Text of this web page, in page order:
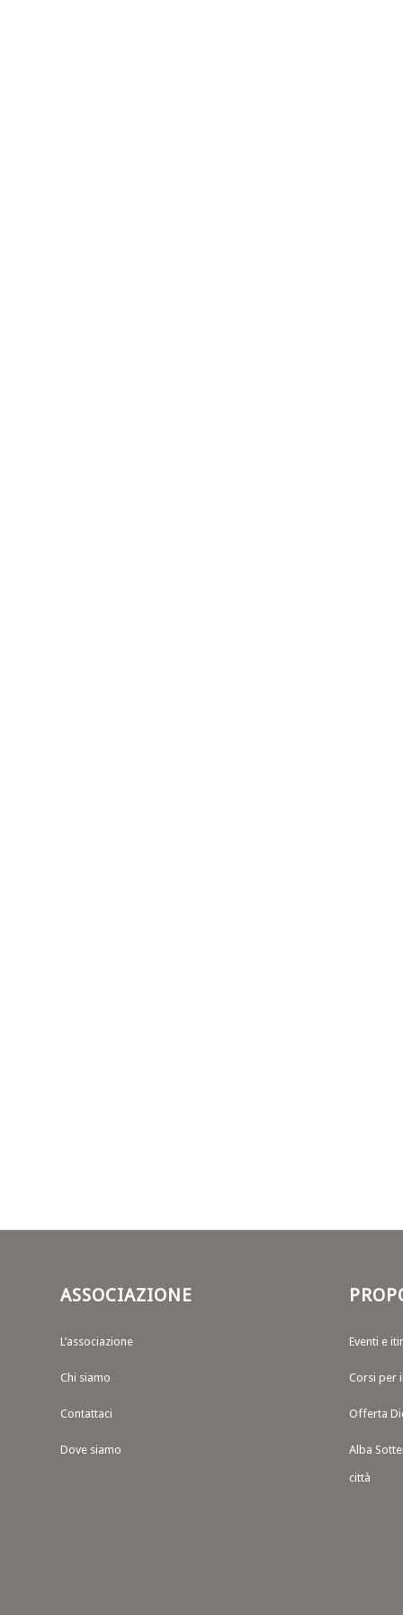
ASSOCIAZIONE
L’associazione
Chi siamo
Contattaci
Dove siamo
Eventi e
Corsi per
Offerta
Alba
città